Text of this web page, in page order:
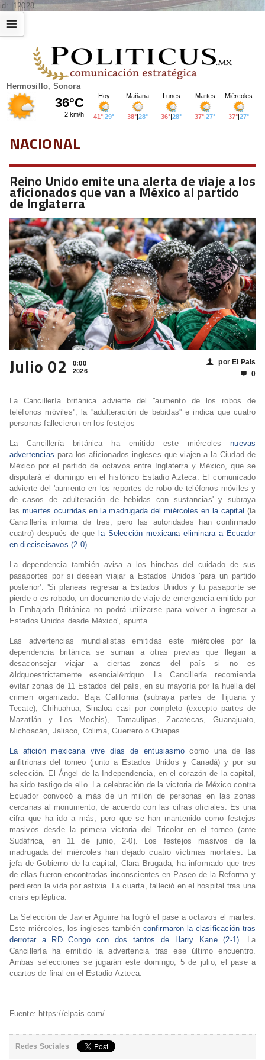
id: |12028
Hermosillo, Sonora
☰
NACIONAL
Reino Unido emite una alerta de viaje a los
aficionados que van a México al partido
de Inglaterra
Julio 02
0:00
2026
👤 por El Pais
 0
La Cancillería británica advierte del ''aumento de los robos de
teléfonos móviles'', la ''adulteración de bebidas'' e indica que cuatro
personas fallecieron en los festejos
La Cancillería británica ha emitido este miércoles
nuevas
advertencias para los aficionados ingleses que viajen a la Ciudad de
México por el partido de octavos entre Inglaterra y México, que se
disputará el domingo en el histórico Estadio Azteca. El comunicado
advierte del 'aumento en los reportes de robo de teléfonos móviles y
de casos de adulteración de bebidas con sustancias' y subraya
las muertes ocurridas en la madrugada del miércoles en la capital (la
Cancillería informa de tres, pero las autoridades han confirmado
cuatro) después de que
la Selección mexicana eliminara a Ecuador
en dieciseisavos (2-0).
La dependencia también avisa a los hinchas del cuidado de sus
pasaportes por si desean viajar a Estados Unidos 'para un partido
posterior'. 'Si planeas regresar a Estados Unidos y tu pasaporte se
pierde o es robado, un documento de viaje de emergencia emitido por
la Embajada Británica no podrá utilizarse para volver a ingresar a
Estados Unidos desde México', apunta.
Las advertencias mundialistas emitidas este miércoles por la
dependencia británica se suman a otras previas que llegan a
desaconsejar viajar a ciertas zonas del país si no es
&ldquoestrictamente esencial&rdquo. La Cancillería recomienda
evitar zonas de 11 Estados del país, en su mayoría por la huella del
crimen organizado: Baja California (subraya partes de Tijuana y
Tecate), Chihuahua, Sinaloa casi por completo (excepto partes de
Mazatlán y Los Mochis), Tamaulipas, Zacatecas, Guanajuato,
Michoacán, Jalisco, Colima, Guerrero o Chiapas.
La afición mexicana vive días de entusiasmo como una de las
anfitrionas del torneo (junto a Estados Unidos y Canadá) y por su
selección. El Ángel de la Independencia, en el corazón de la capital,
ha sido testigo de ello. La celebración de la victoria de México contra
Ecuador convocó a más de un millón de personas en las zonas
cercanas al monumento, de acuerdo con las cifras oficiales. Es una
cifra que ha ido a más, pero que se han mantenido como festejos
masivos desde la primera victoria del Tricolor en el torneo (ante
Sudáfrica, en 11 de junio, 2-0). Los festejos masivos de la
madrugada del miércoles han dejado cuatro víctimas mortales. La
jefa de Gobierno de la capital, Clara Brugada, ha informado que tres
de ellas fueron encontradas inconscientes en Paseo de la Reforma y
perdieron la vida por asfixia. La cuarta, falleció en el hospital tras una
crisis epiléptica.
La Selección de Javier Aguirre ha logró el pase a octavos el martes.
Este miércoles, los ingleses también confirmaron la clasificación tras
derrotar a RD Congo con dos tantos de Harry Kane (2-1). La
Cancillería ha emitido la advertencia tras ese último encuentro.
Ambas selecciones se jugarán este domingo, 5 de julio, el pase a
cuartos de final en el Estadio Azteca.
Fuente: https://elpais.com/
Redes Sociales